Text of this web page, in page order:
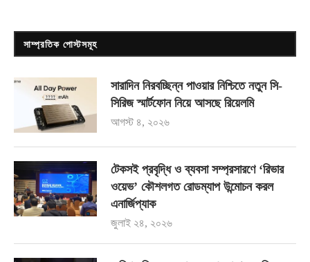
সাম্প্রতিক পোস্টসমূহ
সারাদিন নিরবচ্ছিন্ন পাওয়ার নিশ্চিতে নতুন সি-
সিরিজ স্মার্টফোন নিয়ে আসছে রিয়েলমি
আগস্ট ৪, ২০২৬
টেকসই প্রবৃদ্ধি ও ব্যবসা সম্প্রসারণে ‘রিভার
ওয়েভ’ কৌশলগত রোডম্যাপ উন্মোচন করল
এনার্জিপ্যাক
জুলাই ২৪, ২০২৬